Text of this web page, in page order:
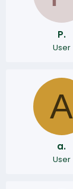
P.
User
A
a.
User